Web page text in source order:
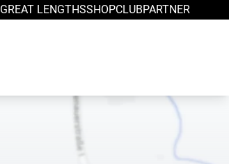
GREAT LENGTHSSHOPCLUBPARTNER